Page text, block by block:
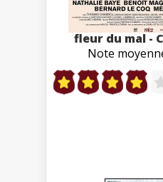
fleur du mal -
Note